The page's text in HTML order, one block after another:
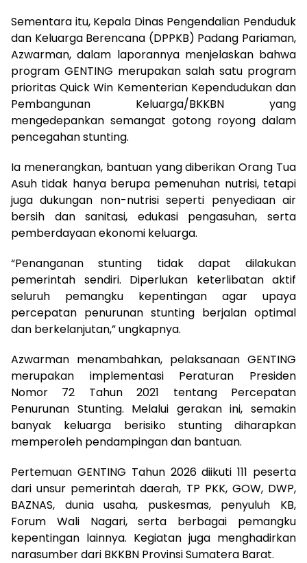
‎Sementara itu, Kepala Dinas Pengendalian Penduduk
dan Keluarga Berencana (DPPKB) Padang Pariaman,
Azwarman, dalam laporannya menjelaskan bahwa
program GENTING merupakan salah satu program
prioritas Quick Win Kementerian Kependudukan dan
Pembangunan Keluarga/BKKBN yang
mengedepankan semangat gotong royong dalam
pencegahan stunting.
‎Ia menerangkan, bantuan yang diberikan Orang Tua
Asuh tidak hanya berupa pemenuhan nutrisi, tetapi
juga dukungan non-nutrisi seperti penyediaan air
bersih dan sanitasi, edukasi pengasuhan, serta
pemberdayaan ekonomi keluarga.
‎“Penanganan stunting tidak dapat dilakukan
pemerintah sendiri. Diperlukan keterlibatan aktif
seluruh pemangku kepentingan agar upaya
percepatan penurunan stunting berjalan optimal
dan berkelanjutan,” ungkapnya.
‎Azwarman menambahkan, pelaksanaan GENTING
merupakan implementasi Peraturan Presiden
Nomor 72 Tahun 2021 tentang Percepatan
Penurunan Stunting. Melalui gerakan ini, semakin
banyak keluarga berisiko stunting diharapkan
memperoleh pendampingan dan bantuan.
‎Pertemuan GENTING Tahun 2026 diikuti 111 peserta
dari unsur pemerintah daerah, TP PKK, GOW, DWP,
BAZNAS, dunia usaha, puskesmas, penyuluh KB,
Forum Wali Nagari, serta berbagai pemangku
kepentingan lainnya. Kegiatan juga menghadirkan
narasumber dari BKKBN Provinsi Sumatera Barat.